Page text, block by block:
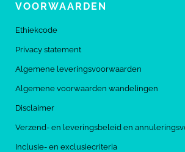
VOORWAARDEN
Ethiekcode
Privacy statement
Algemene leveringsvoorwaarden
Algemene voorwaarden wandelingen
Disclaimer
Verzend- en leveringsbeleid en
Inclusie- en exclusiecriteria